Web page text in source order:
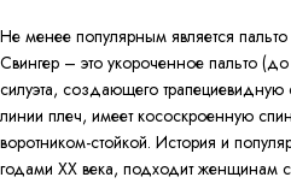
Не менее популярным является
Свингер – это укороченное пальто
силуэта, создающего
линии плеч, имеет кососкроенную
воротником-стойкой. История и
годами ХХ века, подходит женщинам